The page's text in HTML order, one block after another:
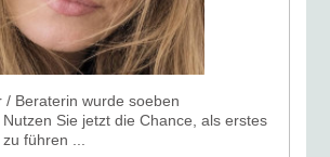
/ Beraterin wurde soeben
Sie jetzt die Chance, als erstes
führen ...